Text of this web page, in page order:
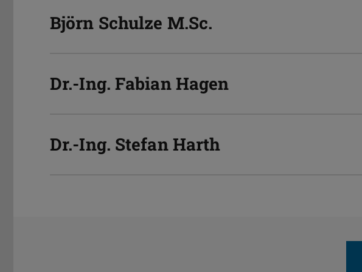
Björn Schulze M.Sc.
Dr.-Ing. Fabian Hagen
Dr.-Ing. Stefan Harth